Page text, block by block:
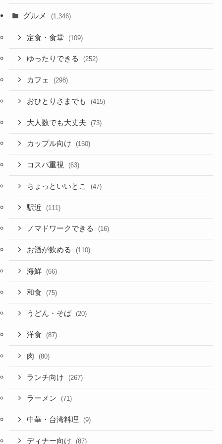
グルメ (1,346)
定食・食堂 (109)
ゆったりできる (252)
カフェ (298)
おひとりさまでも (415)
大人数でも大丈夫 (73)
カップル向け (150)
コスパ重視 (63)
ちょっといいとこ (47)
駅近 (111)
ノマドワークできる (16)
お酒が飲める (110)
海鮮 (66)
和食 (75)
うどん・そば (20)
洋食 (87)
肉 (80)
ランチ向け (267)
ラーメン (71)
中華・台湾料理 (9)
ディナー向け (87)